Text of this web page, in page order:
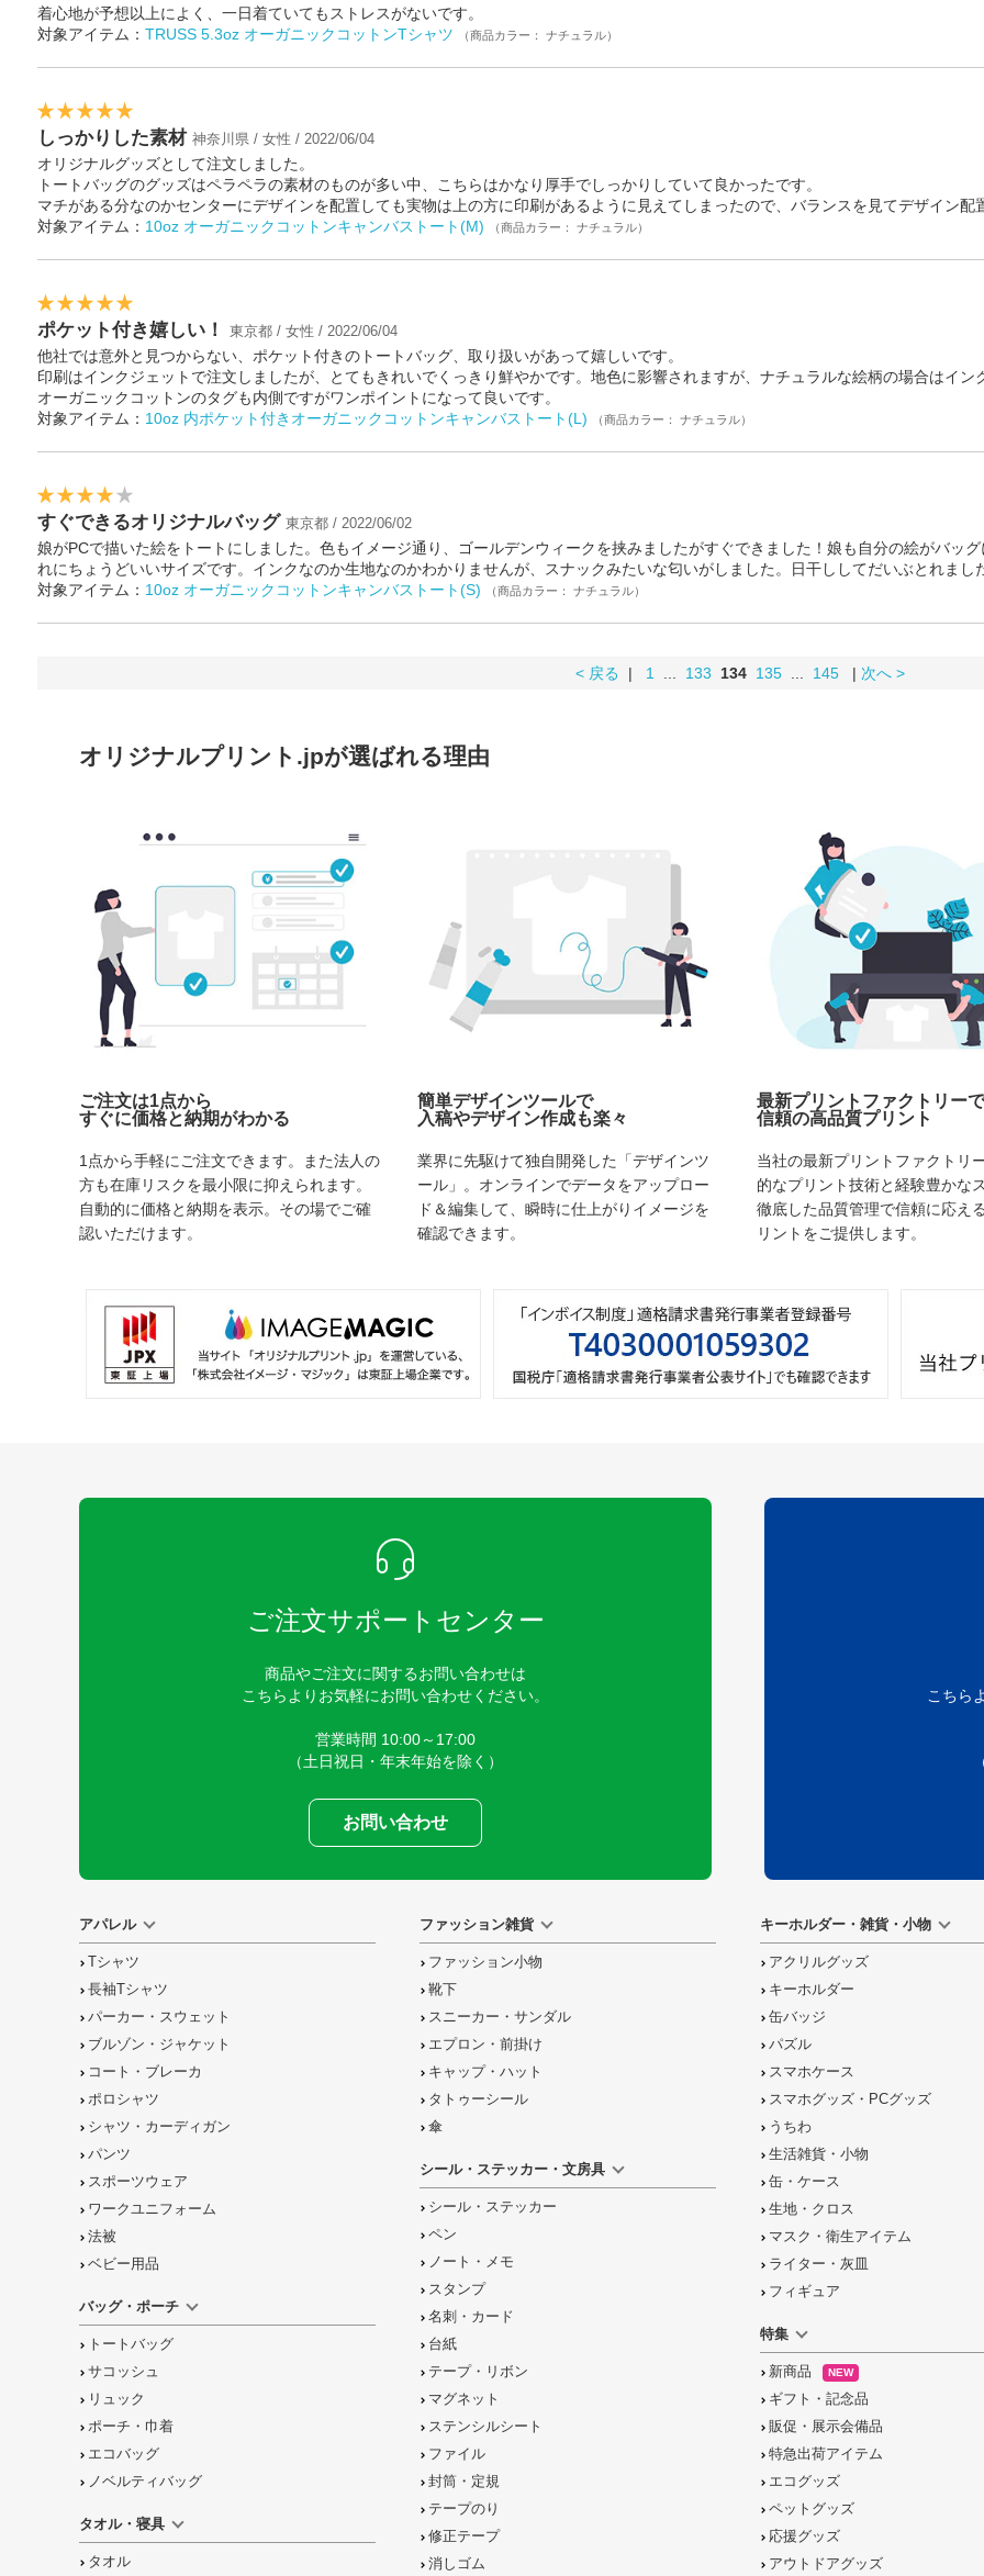
着心地が予想以上によく、一日着ていてもストレスがないです。
対象アイテム： TRUSS 5.3oz オーガニックコットンTシャツ （商品カラー： ナチュラル）
しっかりした素材 神奈川県 / 女性 / 2022/06/04
オリジナルグッズとして注文しました。
トートバッグのグッズはペラペラの素材のものが多い中、こちらはかなり厚手でしっかりしていて良かったです。
マチがある分なのかセンターにデザインを配置しても実物は上の方に印刷があるように見えてしまったので、バランスを見てデザイン配
対象アイテム： 10oz オーガニックコットンキャンバストート(M) （商品カラー： ナチュラル）
ポケット付き嬉しい！ 東京都 / 女性 / 2022/06/04
他社では意外と見つからない、ポケット付きのトートバッグ、取り扱いがあって嬉しいです。
印刷はインクジェットで注文しましたが、とてもきれいでくっきり鮮やかです。地色に影響されますが、ナチュラルな絵柄の場合はイン
オーガニックコットンのタグも内側ですがワンポイントになって良いです。
対象アイテム： 10oz 内ポケット付きオーガニックコットンキャンバストート(L) （商品カラー： ナチュラル）
すぐできるオリジナルバッグ 東京都 / 2022/06/02
娘がPCで描いた絵をトートにしました。色もイメージ通り、ゴールデンウィークを挟みましたがすぐできました！娘も自分の絵がバッ
れにちょうどいいサイズです。インクなのか生地なのかわかりませんが、スナックみたいな匂いがしました。日干ししてだいぶとれまし
対象アイテム： 10oz オーガニックコットンキャンバストート(S) （商品カラー： ナチュラル）
< 戻る | 1... 133 134 135... 145| 次へ >
オリジナルプリント.jpが選ばれる理由
ご注文は1点から
すぐに価格と納期がわかる
1点から手軽にご注文できます。また法人の
方も在庫リスクを最小限に抑えられます。
自動的に価格と納期を表示。その場でご確
認いただけます。
簡単デザインツールで
入稿やデザイン作成も楽々
業界に先駆けて独自開発した「デザインツ
ール」。オンラインでデータをアップロー
ド＆編集して、瞬時に仕上がりイメージを
確認できます。
最新プリントファクトリーで
信頼の高品質プリント
当社の最新プリントファクトリ
的なプリント技術と経験豊かな
徹底した品質管理で信頼に応え
リントをご提供します。
ご注文サポートセンター
商品やご注文に関するお問い合わせは
こちらよりお気軽にお問い合わせください。
営業時間 10:00～17:00
（土日祝日・年末年始を除く）
お問い合わせ
こちら
アパレル
Tシャツ
長袖Tシャツ
パーカー・スウェット
ブルゾン・ジャケット
コート・ブレーカ
ポロシャツ
シャツ・カーディガン
パンツ
スポーツウェア
ワークユニフォーム
法被
ベビー用品
バッグ・ポーチ
トートバッグ
サコッシュ
リュック
ポーチ・巾着
エコバッグ
ノベルティバッグ
タオル・寝具
タオル
ファッション雑貨
ファッション小物
靴下
スニーカー・サンダル
エプロン・前掛け
キャップ・ハット
タトゥーシール
傘
シール・ステッカー・文房具
シール・ステッカー
ペン
ノート・メモ
スタンプ
名刺・カード
台紙
テープ・リボン
マグネット
ステンシルシート
ファイル
封筒・定規
テープのり
修正テープ
消しゴム
キーホルダー・雑貨・小物
アクリルグッズ
キーホルダー
缶バッジ
パズル
スマホケース
スマホグッズ・PCグッズ
うちわ
生活雑貨・小物
缶・ケース
生地・クロス
マスク・衛生アイテム
ライター・灰皿
フィギュア
特集
新商品 NEW
ギフト・記念品
販促・展示会備品
特急出荷アイテム
エコグッズ
ペットグッズ
応援グッズ
アウトドアグッズ